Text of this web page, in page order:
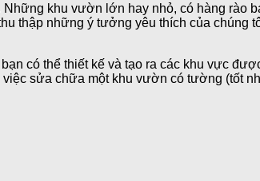
khu vườn lớn hay nhỏ, có hàng rào
thập những ý tưởng yêu thích của chúng
có thể thiết kế và tạo ra các khu vực
sửa chữa một khu vườn có tường (tốt